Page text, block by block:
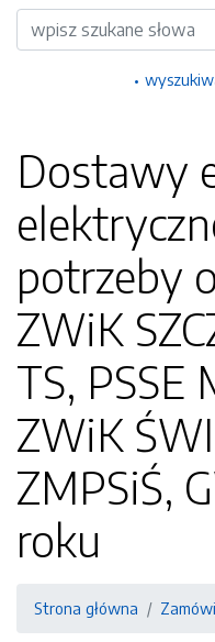
Wyszukiwarka
Dostawy
potrzeby
ZWiK
TS, PSSE
ZWiK
ZMPSiŚ,
roku
Strona główna